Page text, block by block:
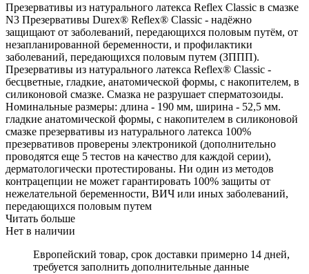
Презервативы из натурального латекса Reflex Classic в смазке
N3 Презервативы Durex® Reflex® Classic - надёжно
защищают от заболеваний, передающихся половым путём, от
незапланированной беременности, и профилактики
заболеваний, передающихся половым путем (ЗППП).
Презервативы из натурального латекса Reflex® Classic -
бесцветные, гладкие, анатомической формы, с накопителем, в
силиконовой смазке. Смазка не разрушает сперматозоиды.
Номинальные размеры: длина - 190 мм, ширина - 52,5 мм.
гладкие анатомической формы, с накопителем в силиконовой
смазке презервативы из натурального латекса 100%
презервативов проверены электроникой (дополнительно
проводятся еще 5 тестов на качество для каждой серии),
дерматологически протестированы. Ни один из методов
контрацепции не может гарантировать 100% защиты от
нежелательной беременности, ВИЧ или иных заболеваний,
передающихся половым путем
Читать больше
Нет в наличии
Европейский товар, срок доставки примерно 14 дней,
требуется заполнить дополнительные данные